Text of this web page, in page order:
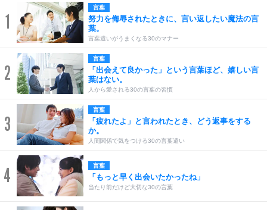
1
言葉
努力を侮辱されたときに、言い返したい魔法の言
葉。
言葉遣いがうまくなる30のマナー
2
言葉
「出会えて良かった」という言葉ほど、嬉しい言
葉はない。
人から愛される30の言葉の習慣
3
言葉
「疲れたよ」と言われたとき、どう返事をする
か。
人間関係で気をつける30の言葉遣い
4 言葉
「もっと早く出会いたかったね」
当たり前だけど大切な30の言葉